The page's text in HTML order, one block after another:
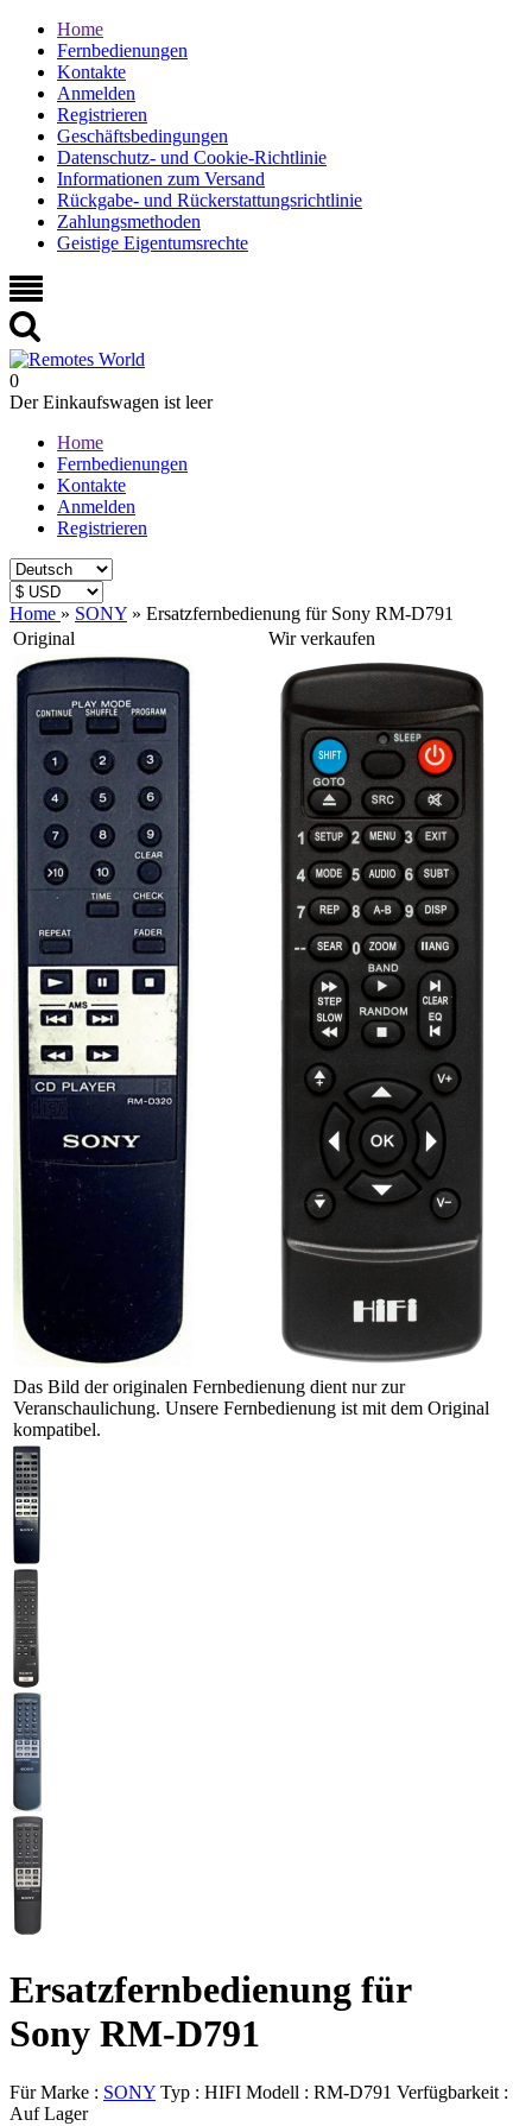
Home
Fernbedienungen
Kontakte
Anmelden
Registrieren
Geschäftsbedingungen
Datenschutz- und Cookie-Richtlinie
Informationen zum Versand
Rückgabe- und Rückerstattungsrichtlinie
Zahlungsmethoden
Geistige Eigentumsrechte
0
Der Einkaufswagen ist leer
Home
Fernbedienungen
Kontakte
Anmelden
Registrieren
Home » SONY » Ersatzfernbedienung für Sony RM-D791
Original
Wir verkaufen
Das Bild der originalen Fernbedienung dient nur zur
Veranschaulichung. Unsere Fernbedienung ist mit dem Original
kompatibel.
Ersatzfernbedienung für
Sony RM-D791
Für Marke : SONY Typ : HIFI Modell : RM-D791 Verfügbarkeit :
Auf Lager